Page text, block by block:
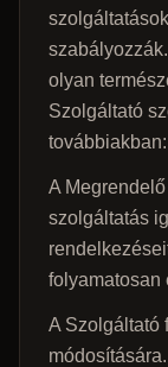
olyan
Szolgáltató
A
szolgáltatás
folyamatosan
A Szolgáltató